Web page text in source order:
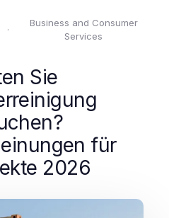
·
Business and Consumer
Services
Sie
für
2026